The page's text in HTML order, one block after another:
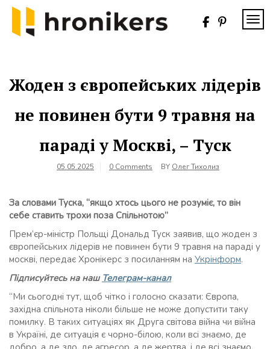
Skip
content
Жоден з європейських лідерів
не повинен бути 9 травня на
параді у Москві, – Туск
05.05.2025 0 Comments BY Олег Тихолиз
За словами Туска, “якщо хтось цього не розуміє, то він
себе ставить трохи поза Спільнотою”
Прем’єр-міністр Польщі Дональд Туск заявив, що жоден з
європейських лідерів не повинен бути 9 травня на параді у
москві, передає Хронікерс з посиланням на Укрінформ.
Підписуйтесь на наш Телеграм-канал
“Ми сьогодні тут, щоб чітко і голосно сказати: Європа,
західна спільнота ніколи більше не може допустити таку
помилку. В таких ситуаціях як Друга світова війна чи війна
в Україні, де ситуація є чорно-білою, коли всі знаємо, де